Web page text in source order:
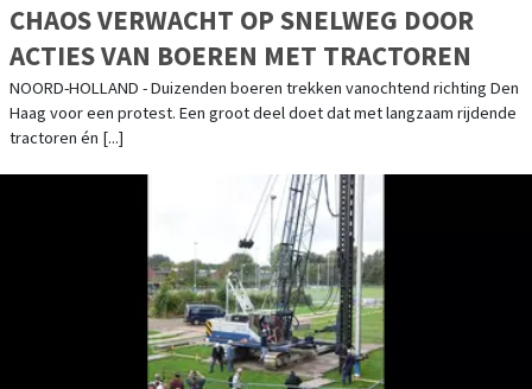
CHAOS VERWACHT OP SNELWEG DOOR
ACTIES VAN BOEREN MET TRACTOREN
NOORD-HOLLAND - Duizenden boeren trekken vanochtend richting Den
Haag voor een protest. Een groot deel doet dat met langzaam rijdende
tractoren én [...]